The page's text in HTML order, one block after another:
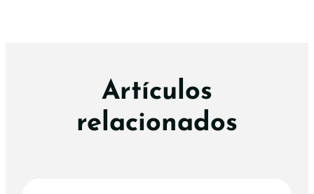
Artículos
relacionados